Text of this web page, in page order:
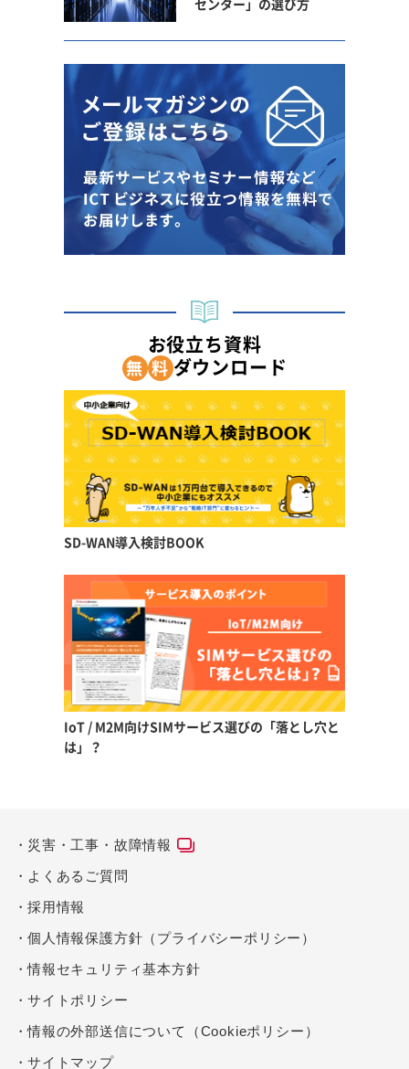
お役立ち資料
無 料 ダウンロード
SD-WAN導入検討BOOK
IoT / M2M向けSIMサービス選びの「落とし穴と
は」？
災害・工事・故障情報
よくあるご質問
採用情報
個人情報保護方針（プライバシーポリシー）
情報セキュリティ基本方針
サイトポリシー
情報の外部送信について（Cookieポリシー）
サイトマップ